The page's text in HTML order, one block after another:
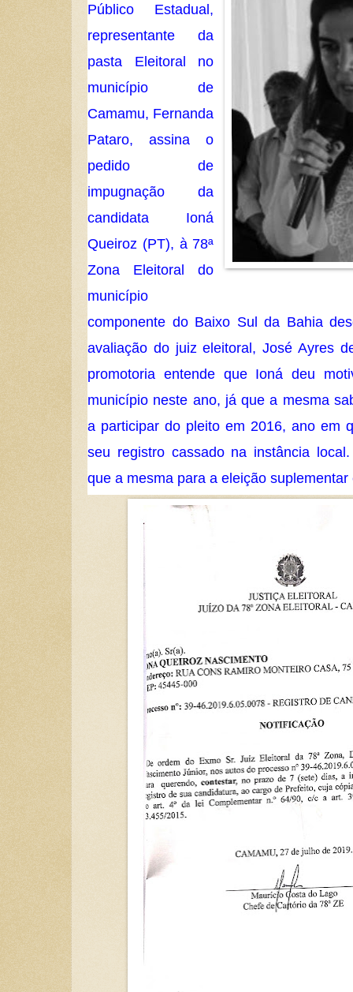
Público Estadual,
representante da
pasta Eleitoral no
município de
Camamu, Fernanda
Pataro, assina o
pedido de
impugnação da
candidata Ioná
Queiroz (PT), à 78ª
Zona Eleitoral do
município
componente do Baixo Sul da Bahia
avaliação do juiz eleitoral, José Ayres
promotoria entende que Ioná deu
município neste ano, já que a mesma
a participar do pleito em 2016, ano em
seu registro cassado na instância
que a mesma para a eleição